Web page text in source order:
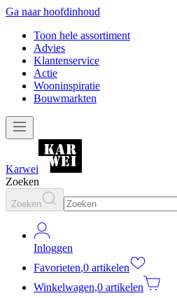
Ga naar hoofdinhoud
Toon hele assortiment
Advies
Klantenservice
Actie
Wooninspiratie
Bouwmarkten
Karwei
Zoeken
Zoeken
Inloggen
Favorieten,0 artikelen
Winkelwagen,0 artikelen